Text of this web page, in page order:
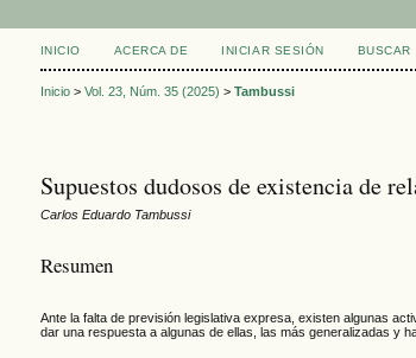
INICIO ACERCA DE INICIAR SESIÓN BUSCAR
Inicio> Vol. 23, Núm. 35 (2025) > Tambussi
Supuestos dudosos de existencia de
Carlos Eduardo Tambussi
Resumen
Ante la falta de previsión legislativa expresa, existen algunas
dar una respuesta a algunas de ellas, las más generalizadas y